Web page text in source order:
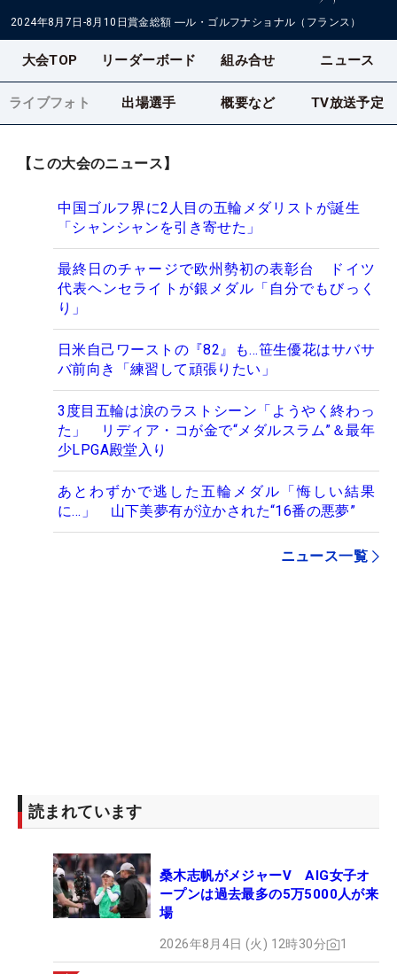
2024年8月7日-8月10日賞金総額 ―ル・ゴルフナショナル（フランス）
大会TOP リーダーボード 組み合せ ニュース
ライブフォト 出場選手 概要など TV放送予定
【この大会のニュース】
中国ゴルフ界に2人目の五輪メダリストが誕生
「シャンシャンを引き寄せた」
最終日のチャージで欧州勢初の表彰台 ドイツ
代表ヘンセライトが銀メダル「自分でもびっく
り」
日米自己ワーストの『82』も…笹生優花はサバサ
バ前向き「練習して頑張りたい」
3度目五輪は涙のラストシーン「ようやく終わっ
た」 リディア・コが金で“メダルスラム”＆最年
少LPGA殿堂入り
あとわずかで逃した五輪メダル「悔しい結果
に…」 山下美夢有が泣かされた“16番の悪夢”
ニュース一覧
読まれています
桑木志帆がメジャーV AIG女子オ
ープンは過去最多の5万5000人が来
場
2026年8月4日 (火) 12時30分 1